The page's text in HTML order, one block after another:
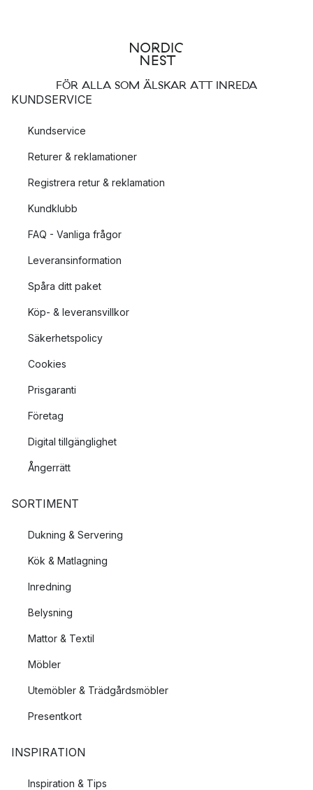
FÖR ALLA SOM ÄLSKAR ATT INREDA
KUNDSERVICE
Kundservice
Returer & reklamationer
Registrera retur & reklamation
Kundklubb
FAQ - Vanliga frågor
Leveransinformation
Spåra ditt paket
Köp- & leveransvillkor
Säkerhetspolicy
Cookies
Prisgaranti
Företag
Digital tillgänglighet
Ångerrätt
SORTIMENT
Dukning & Servering
Kök & Matlagning
Inredning
Belysning
Mattor & Textil
Möbler
Utemöbler & Trädgårdsmöbler
Presentkort
INSPIRATION
Inspiration & Tips